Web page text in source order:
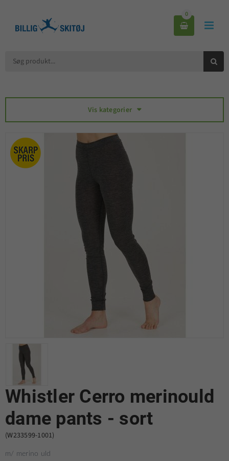


0

Vis kategorier 
Whistler Cerro merinould
dame pants - sort
(W233599-1001)
m/ merino uld